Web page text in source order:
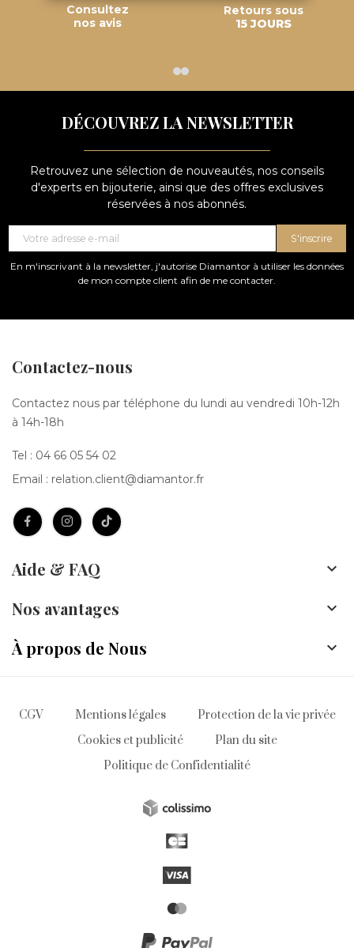
Consultez
nos avis
Retours sous
15 JOURS
DÉCOUVREZ LA NEWSLETTER
Retrouvez une sélection de nouveautés, nos conseils
d'experts en bijouterie, ainsi que des offres exclusives
réservées à nos abonnés.
S'inscrire
En m'inscrivant à la newsletter, j'autorise Diamantor à utiliser les données
de mon compte client afin de me contacter.
Contactez-nous
Contactez nous par téléphone du lundi au vendredi 10h-12h
à 14h-18h
Tel : 04 66 05 54 02
Email : relation.client@diamantor.fr
Aide & FAQ 
Nos avantages 
À propos de Nous 
CGV Mentions légales
Protection de la vie privée
Cookies et publicité
Plan du site
Politique de Confidentialité